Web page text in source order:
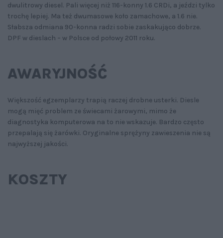
dwulitrowy diesel. Pali więcej niż 116-konny 1.6 CRDi, a jeździ tylko
trochę lepiej. Ma też dwumasowe koło zamachowe, a 1.6 nie.
Słabsza odmiana 90-konna radzi sobie zaskakująco dobrze.
DPF w dieslach – w Polsce od połowy 2011 roku.
AWARYJNOŚĆ
Większość egzemplarzy trapią raczej drobne usterki. Diesle
mogą mięć problem ze świecami żarowymi, mimo że
diagnostyka komputerowa na to nie wskazuje. Bardzo często
przepalają się żarówki. Oryginalne sprężyny zawieszenia nie są
najwyższej jakości.
KOSZTY